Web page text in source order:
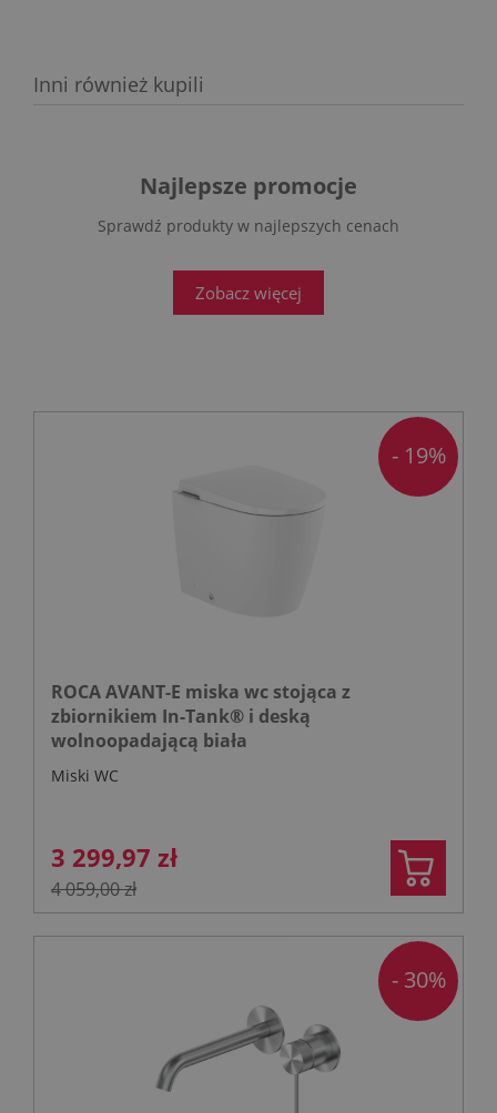
Inni również kupili
Najlepsze promocje
Sprawdź produkty w najlepszych cenach
Zobacz więcej
ROCA AVANT-E miska wc stojąca z
zbiornikiem In-Tank® i deską
wolnoopadającą biała
Miski WC
3 299,97 zł
4 059,00 zł
- 19%
- 30%